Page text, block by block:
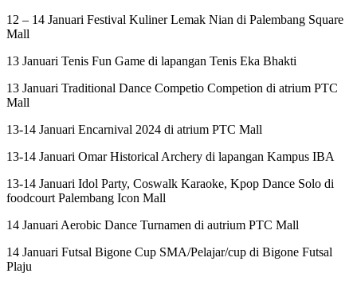
12 – 14 Januari Festival Kuliner Lemak Nian di Palembang Square
Mall
13 Januari Tenis Fun Game di lapangan Tenis Eka Bhakti
13 Januari Traditional Dance Competio Competion di atrium PTC
Mall
13-14 Januari Encarnival 2024 di atrium PTC Mall
13-14 Januari Omar Historical Archery di lapangan Kampus IBA
13-14 Januari Idol Party, Coswalk Karaoke, Kpop Dance Solo di
foodcourt Palembang Icon Mall
14 Januari Aerobic Dance Turnamen di autrium PTC Mall
14 Januari Futsal Bigone Cup SMA/Pelajar/cup di Bigone Futsal
Plaju